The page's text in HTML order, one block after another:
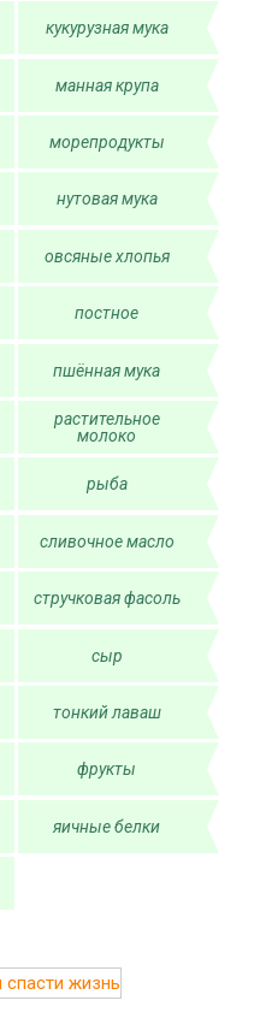
кукурузная мука
манная крупа
морепродукты
нутовая мука
овсяные хлопья
постное
пшённая мука
растительное
молоко
рыба
сливочное масло
стручковая фасоль
сыр
тонкий лаваш
фрукты
яичные белки